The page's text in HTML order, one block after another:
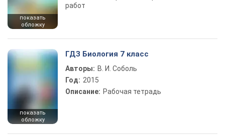
показать
обложку
работ
показать
обложку
ГДЗ Биология 7 класс
Авторы: В. И. Соболь
Год: 2015
Описание: Рабочая тетрадь